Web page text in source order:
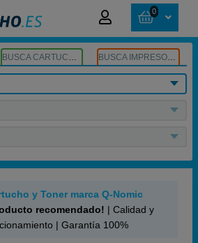
0
BUSCA CARTUCHOS BUSCA IMPRESORA
y Toner marca Q-Nomic
recomendado! | Calidad y
| Garantía 100%